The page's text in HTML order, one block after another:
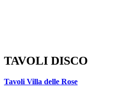
TAVOLI DISCO
Tavoli Villa delle Rose